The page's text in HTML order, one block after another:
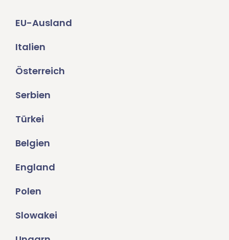
EU-Ausland
Italien
Österreich
Serbien
Türkei
Belgien
England
Polen
Slowakei